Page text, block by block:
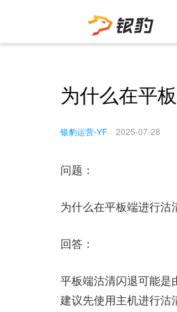
为什么在平
银豹运营-YF 2025-07-28
问题：
为什么在平板端进行沽
回答：
平板端沽清闪退可能是
建议先使用主机进行沽